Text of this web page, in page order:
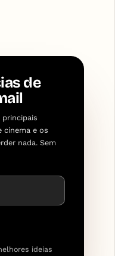
de
principais
cinema e os
nada. Sem
ideias